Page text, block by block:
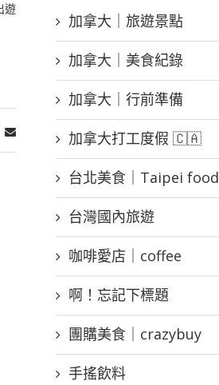
遊
加拿大｜旅遊景點
加拿大｜美食紀錄
加拿大｜行前準備
加拿大打工度假 🇨🇦
台北美食｜Taipei food
台灣國內旅遊
咖啡愛店｜coffee
啊！忘記下標題
團購美食｜crazybuy
手搖飲料